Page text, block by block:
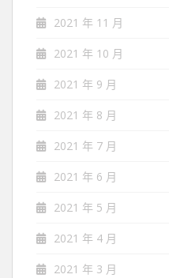
2021 年 11 月
2021 年 10 月
2021 年 9 月
2021 年 8 月
2021 年 7 月
2021 年 6 月
2021 年 5 月
2021 年 4 月
2021 年 3 月